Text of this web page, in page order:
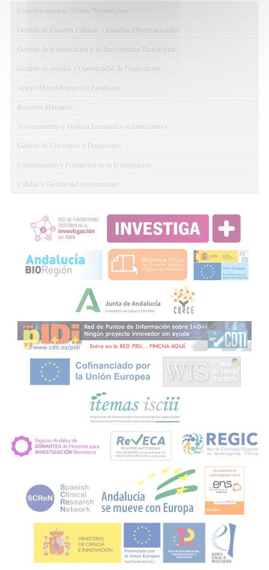
Consulta nuestras Ofertas Tecnológicas
Gestión de Ensayos Clínicos y Estudios Observacionales
Gestión de la Innovación y la Transferencia Tecnológica
Gestión de Ayudas y Oportunidad de Financiación
Apoyo Metodológico y/o Estadístico
Recursos Humanos
Asesoramiento y Gestión Económica-Administrativa
Gestión de Convenios y Donaciones
Comunicación y Promoción de la Investigación
Calidad y Gestión del conocimiento